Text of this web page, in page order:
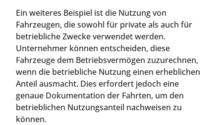
Ein weiteres Beispiel ist die Nutzung von
Fahrzeugen, die sowohl für private als auch für
betriebliche Zwecke verwendet werden.
Unternehmer können entscheiden, diese
Fahrzeuge dem Betriebsvermögen zuzurechnen,
wenn die betriebliche Nutzung einen erheblichen
Anteil ausmacht. Dies erfordert jedoch eine
genaue Dokumentation der Fahrten, um den
betrieblichen Nutzungsanteil nachweisen zu
können.